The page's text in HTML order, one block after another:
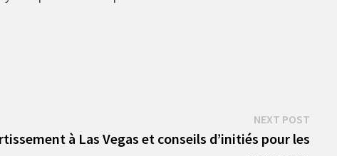
NEXT POSTNext
post:
à Las Vegas et conseils d’initiés pour les